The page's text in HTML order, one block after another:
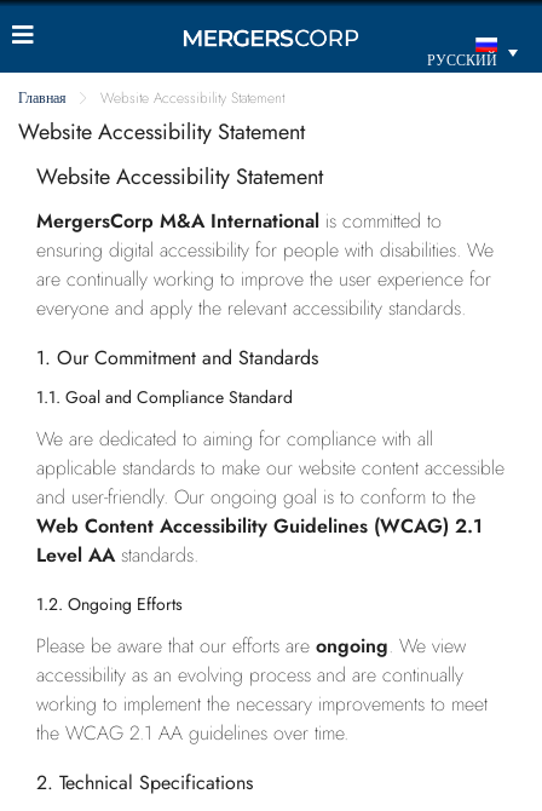
РУССКИЙ
Главная
Website Accessibility Statement
Website Accessibility Statement
Website Accessibility Statement
MergersCorp M&A International is committed to
ensuring digital accessibility for people with disabilities. We
are continually working to improve the user experience for
everyone and apply the relevant accessibility standards.
1. Our Commitment and Standards
1.1. Goal and Compliance Standard
We are dedicated to aiming for compliance with all
applicable standards to make our website content accessible
and user-friendly. Our ongoing goal is to conform to the
Web Content Accessibility Guidelines (WCAG) 2.1
Level AAstandards.
1.2. Ongoing Efforts
Please be aware that our efforts are ongoing. We view
accessibility as an evolving process and are continually
working to implement the necessary improvements to meet
the WCAG 2.1 AA guidelines over time.
2. Technical Specifications